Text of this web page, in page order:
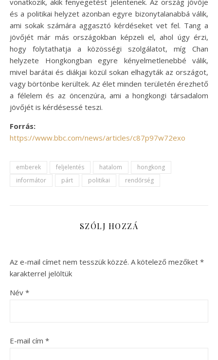
és a politikai helyzet azonban egyre bizonytalanabbá válik,
ami sokak számára aggasztó kérdéseket vet fel. Tang a
jövőjét már más országokban képzeli el, ahol úgy érzi,
hogy folytathatja a közösségi szolgálatot, míg Chan
helyzete Hongkongban egyre kényelmetlenebbé válik,
mivel barátai és diákjai közül sokan elhagyták az országot,
vagy börtönbe kerültek. Az élet minden területén érezhető
a félelem és az öncenzúra, ami a hongkongi társadalom
jövőjét is kérdésessé teszi.
Forrás:
https://www.bbc.com/news/articles/c87p97w72exo
emberek feljelentés hatalom
hongkong
informátor
párt politikai rendőrség
SZÓLJ HOZZÁ
Az e-mail címet nem tesszük közzé. A kötelező mezőket *
karakterrel jelöltük
Név *
E-mail cím *